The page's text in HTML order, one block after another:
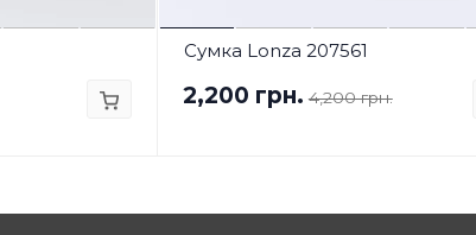
Сумка Lonza 207561
2,200 грн. 4,200 грн.